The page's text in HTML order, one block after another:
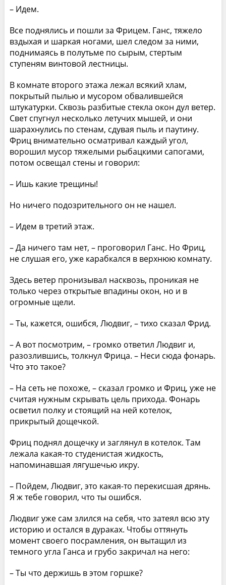
– Идем.
Все поднялись и пошли за Фрицем. Ганс, тяжело
вздыхая и шаркая ногами, шел следом за ними,
поднимаясь в полутьме по сырым, стертым
ступеням винтовой лестницы.
В комнате второго этажа лежал всякий хлам,
покрытый пылью и мусором обвалившейся
штукатурки. Сквозь разбитые стекла окон дул ветер.
Свет спугнул несколько летучих мышей, и они
шарахнулись по стенам, сдувая пыль и паутину.
Фриц внимательно осматривал каждый угол,
ворошил мусор тяжелыми рыбацкими сапогами,
потом освещал стены и говорил:
– Ишь какие трещины!
Но ничего подозрительного он не нашел.
– Идем в третий этаж.
– Да ничего там нет, – проговорил Ганс. Но Фриц,
не слушая его, уже карабкался в верхнюю комнату.
Здесь ветер пронизывал насквозь, проникая не
только через открытые впадины окон, но и в
огромные щели.
– Ты, кажется, ошибся, Людвиг, – тихо сказал Фрид.
– А вот посмотрим, – громко ответил Людвиг и,
разозлившись, толкнул Фрица. – Неси сюда фонарь.
Что это такое?
– На сеть не похоже, – сказал громко и Фриц, уже не
считая нужным скрывать цель прихода. Фонарь
осветил полку и стоящий на ней котелок,
прикрытый дощечкой.
Фриц поднял дощечку и заглянул в котелок. Там
лежала какая-то студенистая жидкость,
напоминавшая лягушечью икру.
– Пойдем, Людвиг, это какая-то перекисшая дрянь.
Я ж тебе говорил, что ты ошибся.
Людвиг уже сам злился на себя, что затеял всю эту
историю и остался в дураках. Чтобы оттянуть
момент своего посрамления, он вытащил из
темного угла Ганса и грубо закричал на него:
– Ты что держишь в этом горшке?